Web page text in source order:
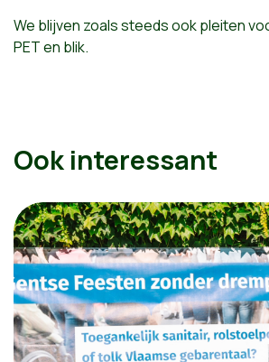
We blijven zoals steeds ook pleiten
PET en blik.
Ook interessant